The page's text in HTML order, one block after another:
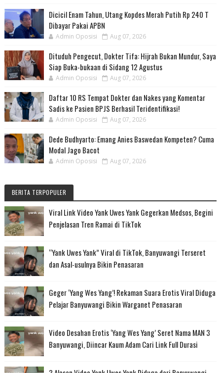
Dicicil Enam Tahun, Utang Kopdes Merah Putih Rp 240 T
Dibayar Pakai APBN
Admin Oposisi Aug 07, 2026
Dituduh Pengecut, Dokter Tifa: Hijrah Bukan Mundur, Saya
Siap Buka-bukaan di Sidang 12 Agustus
Admin Oposisi Aug 07, 2026
Daftar 10 RS Tempat Dokter dan Nakes yang Komentar
Sadis ke Pasien BPJS Berhasil Teridentifikasi!
Admin Oposisi Aug 07, 2026
Dede Budhyarto: Emang Anies Baswedan Kompeten? Cuma
Modal Jago Bacot
Admin Oposisi Aug 07, 2026
BERITA TERPOPULER
Viral Link Video Yank Uwes Yank Gegerkan Medsos, Begini
Penjelasan Tren Ramai di TikTok
“Yank Uwes Yank” Viral di TikTok, Banyuwangi Terseret
dan Asal-usulnya Bikin Penasaran
Geger ‘Yang Wes Yang’! Rekaman Suara Erotis Viral Diduga
Pelajar Banyuwangi Bikin Warganet Penasaran
Video Desahan Erotis ‘Yang Wes Yang’ Seret Nama MAN 3
Banyuwangi, Diincar Kaum Adam Cari Link Full Durasi